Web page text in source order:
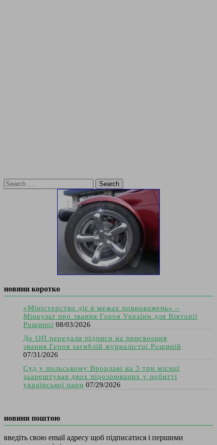
Search
for:
новини коротко
«Міністерство діє в межах повноважень» –
Мінкульт про звання Героя України для Вікторії
Рощиної 08/03/2026
До ОП передали підписи на присвоєння
звання Героя загиблій журналістці Рощиній
07/31/2026
Суд у польському Вроцлаві на 3 три місяці
заарештував двох підозрюваних у побитті
української пари 07/29/2026
новини поштою
введіть свою email адресу щоб підписатися і першими